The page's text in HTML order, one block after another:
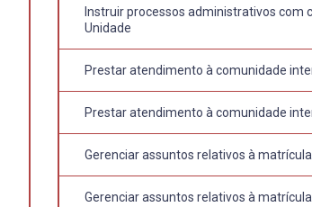
Instruir processos administrativos com
Unidade
Prestar atendimento à comunidade
Prestar atendimento à comunidade
Gerenciar assuntos relativos à
Gerenciar assuntos relativos à